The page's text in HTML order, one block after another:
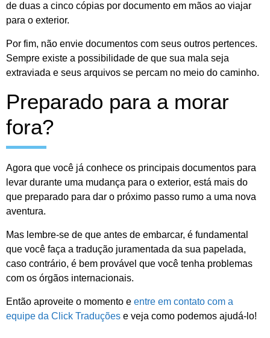
de duas a cinco cópias por documento em mãos ao viajar
para o exterior.
Por fim, não envie documentos com seus outros pertences.
Sempre existe a possibilidade de que sua mala seja
extraviada e seus arquivos se percam no meio do caminho.
Preparado para a morar
fora?
Agora que você já conhece os principais documentos para
levar durante uma mudança para o exterior, está mais do
que preparado para dar o próximo passo rumo a uma nova
aventura.
Mas lembre-se de que antes de embarcar, é fundamental
que você faça a tradução juramentada da sua papelada,
caso contrário, é bem provável que você tenha problemas
com os órgãos internacionais.
Então aproveite o momento e entre em contato com a
equipe da Click Traduções e veja como podemos ajudá-lo!